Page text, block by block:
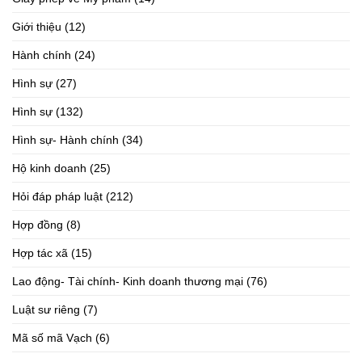
Giới thiệu (12)
Hành chính (24)
Hình sự (27)
Hình sự (132)
Hình sự- Hành chính (34)
Hộ kinh doanh (25)
Hỏi đáp pháp luật (212)
Hợp đồng (8)
Hợp tác xã (15)
Lao động- Tài chính- Kinh doanh thương mại (76)
Luật sư riêng (7)
Mã số mã Vạch (6)